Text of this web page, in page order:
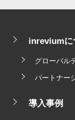
inreviumに
グローバル
パートナー
導入事例